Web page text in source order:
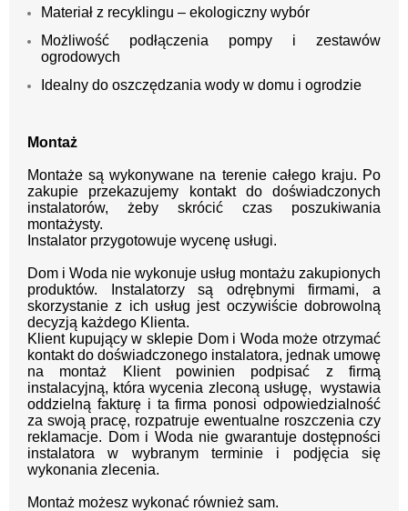
Materiał z recyklingu – ekologiczny wybór
Możliwość podłączenia pompy i zestawów
ogrodowych
Idealny do oszczędzania wody w domu i ogrodzie
Montaż
Montaże są wykonywane na terenie całego kraju. Po
zakupie przekazujemy kontakt do doświadczonych
instalatorów, żeby skrócić czas poszukiwania
montażysty.
Instalator przygotowuje wycenę usługi.
Dom i Woda nie wykonuje usług montażu zakupionych
produktów. Instalatorzy są odrębnymi firmami, a
skorzystanie z ich usług jest oczywiście dobrowolną
decyzją każdego Klienta.
Klient kupujący w sklepie Dom i Woda może otrzymać
kontakt do doświadczonego instalatora, jednak umowę
na montaż Klient powinien podpisać z firmą
instalacyjną, która wycenia zleconą usługę, wystawia
oddzielną fakturę i ta firma ponosi odpowiedzialność
za swoją pracę, rozpatruje ewentualne roszczenia czy
reklamacje. Dom i Woda nie gwarantuje dostępności
instalatora w wybranym terminie i podjęcia się
wykonania zlecenia.
Montaż możesz wykonać również sam.